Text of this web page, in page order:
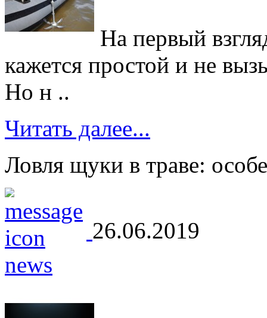
На первый
кажется простой и не
Но н ..
Читать далее...
Ловля щуки в траве:
26.06.2019